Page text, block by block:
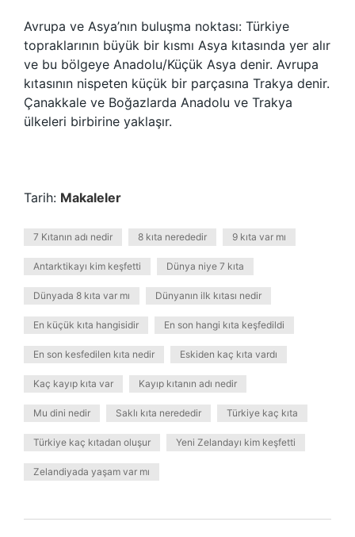
Avrupa ve Asya’nın buluşma noktası: Türkiye
topraklarının büyük bir kısmı Asya kıtasında yer alır
ve bu bölgeye Anadolu/Küçük Asya denir. Avrupa
kıtasının nispeten küçük bir parçasına Trakya denir.
Çanakkale ve Boğazlarda Anadolu ve Trakya
ülkeleri birbirine yaklaşır.
Tarih: Makaleler
7 Kıtanın adı nedir 8 kıta nerededir 9 kıta var mı
Antarktikayı kim keşfetti Dünya niye 7 kıta
Dünyada 8 kıta var mı Dünyanın ilk kıtası nedir
En küçük kıta hangisidir En son hangi kıta keşfedildi
En son kesfedilen kıta nedir Eskiden kaç kıta vardı
Kaç kayıp kıta var Kayıp kıtanın adı nedir
Mu dini nedir Saklı kıta nerededir Türkiye kaç kıta
Türkiye kaç kıtadan oluşur Yeni Zelandayı kim keşfetti
Zelandiyada yaşam var mı